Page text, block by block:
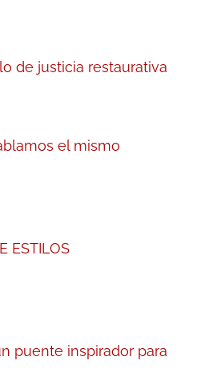
de justicia restaurativa
el mismo
ESTILOS
puente inspirador para